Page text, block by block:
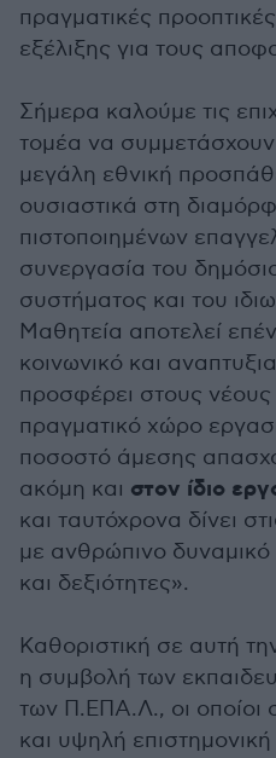
πραγματικές
εξέλιξης για τους
Σήμερα καλούμε τις
τομέα να
μεγάλη εθνική
ουσιαστικά στη
πιστοποιημένων
συνεργασία του
συστήματος και του
Μαθητεία αποτελεί
κοινωνικό και
προσφέρει στους
πραγματικό χώρο
ποσοστό άμεσης
ακόμη και στον ίδιο
και ταυτόχρονα δίνει
με ανθρώπινο
και δεξιότητες».
Καθοριστική σε αυτή
η συμβολή των
των Π.ΕΠΑ.Λ., οι οποίοι
και υψηλή